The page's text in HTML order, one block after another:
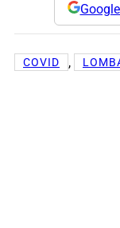
Google
COVID ,